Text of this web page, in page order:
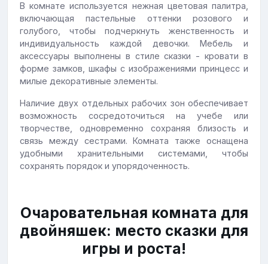
В комнате используется нежная цветовая палитра,
включающая пастельные оттенки розового и
голубого, чтобы подчеркнуть женственность и
индивидуальность каждой девочки. Мебель и
аксессуары выполнены в стиле сказки - кровати в
форме замков, шкафы с изображениями принцесс и
милые декоративные элементы.
Наличие двух отдельных рабочих зон обеспечивает
возможность сосредоточиться на учебе или
творчестве, одновременно сохраняя близость и
связь между сестрами. Комната также оснащена
удобными хранительными системами, чтобы
сохранять порядок и упорядоченность.
Очаровательная комната для
двойняшек: место сказки для
игры и роста!